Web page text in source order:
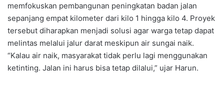
memfokuskan pembangunan peningkatan badan jalan
sepanjang empat kilometer dari kilo 1 hingga kilo 4. Proyek
tersebut diharapkan menjadi solusi agar warga tetap dapat
melintas melalui jalur darat meskipun air sungai naik.
“Kalau air naik, masyarakat tidak perlu lagi menggunakan
ketinting. Jalan ini harus bisa tetap dilalui,” ujar Harun.